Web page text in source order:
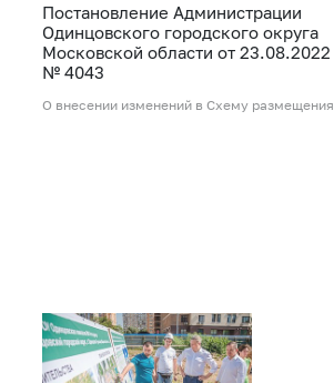
Постановление Администрации
Одинцовского городского округа
Московской области от 23.08.2022
№ 4043
О внесении изменений в Схему размещения